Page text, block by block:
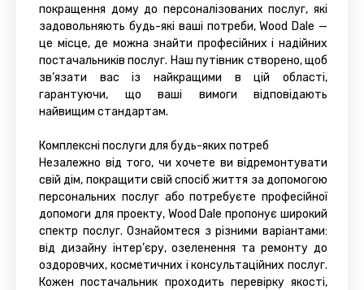
покращення дому до персоналізованих послуг, які
задовольняють будь-які ваші потреби, Wood Dale —
це місце, де можна знайти професійних і надійних
постачальників послуг. Наш путівник створено, щоб
зв’язати вас із найкращими в цій області,
гарантуючи, що ваші вимоги відповідають
найвищим стандартам.
Комплексні послуги для будь-яких потреб
Незалежно від того, чи хочете ви відремонтувати
свій дім, покращити свій спосіб життя за допомогою
персональних послуг або потребуєте професійної
допомоги для проекту, Wood Dale пропонує широкий
спектр послуг. Ознайомтеся з різними варіантами:
від дизайну інтер’єру, озеленення та ремонту до
оздоровчих, косметичних і консультаційних послуг.
Кожен постачальник проходить перевірку якості,